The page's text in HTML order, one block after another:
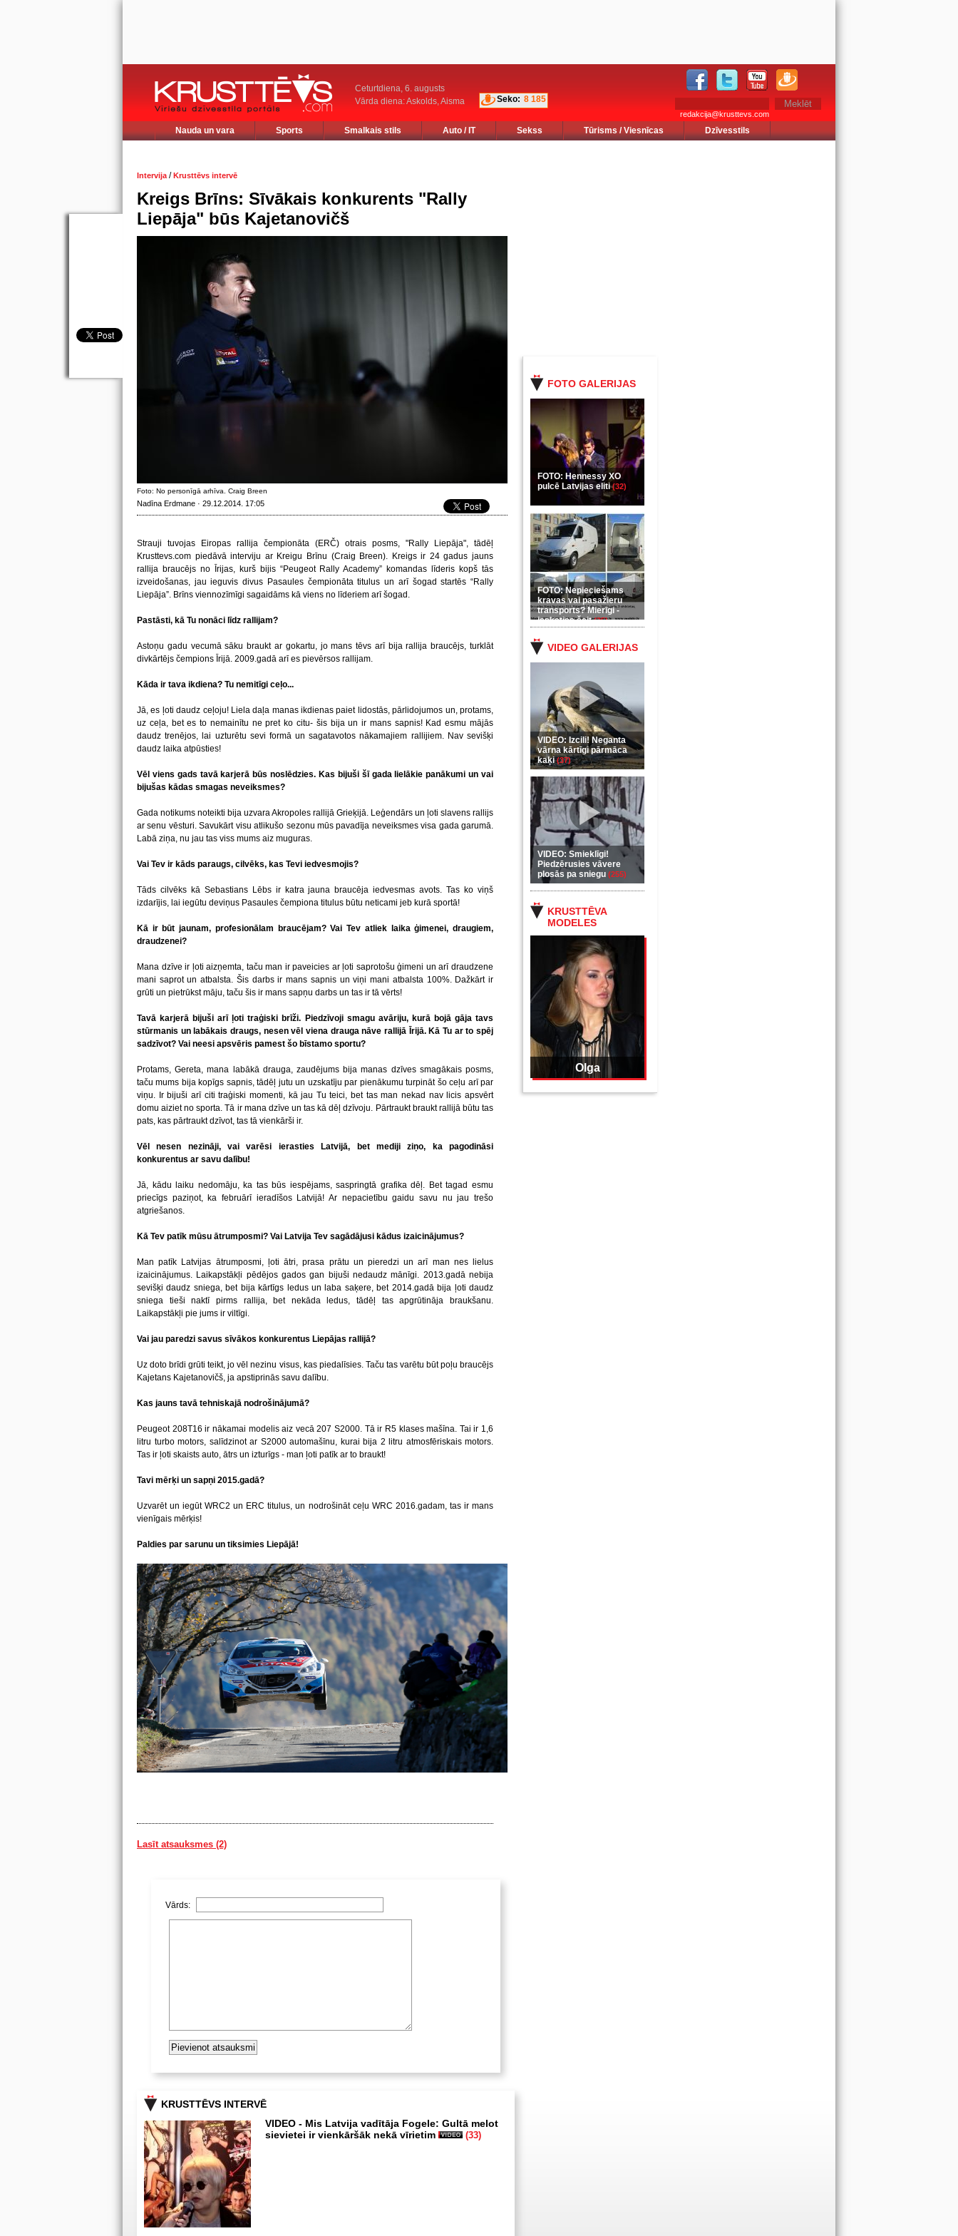
Ceturtdiena, 6. augusts
Vārda diena: Askolds, Aisma
Seko: 8 185
redakcija@krusttevs.com
Nauda un vara Sports Smalkais stils Auto / IT Sekss Tūrisms / Viesnīcas Dzīvesstils
FOTO GALERIJAS
FOTO: Hennessy XO
pulcē Latvijas eliti(32)
FOTO: Nepieciešams
kravas vai pasažieru
transports? Mierīgi -
ieskaties šeit(35)
VIDEO GALERIJAS
VIDEO: Izcili! Neganta
vārna kārtīgi pārmāca
kaķi(37)
VIDEO: Smieklīgi!
Piedzērusies vāvere
plosās pa sniegu (255)
KRUSTTĒVA
MODELES
Olga
Intervija/Krusttēvs intervē
Kreigs Brīns: Sīvākais konkurents "Rally
Liepāja" būs Kajetanovičš
Foto: No personīgā arhīva. Craig Breen
Nadīna Erdmane · 29.12.2014. 17:05
Strauji tuvojas Eiropas rallija čempionāta (ERČ) otrais posms, "Rally Liepāja", tādēļ
Krusttevs.com piedāvā interviju ar Kreigu Brīnu (Craig Breen). Kreigs ir 24 gadus jauns
rallija braucējs no Īrijas, kurš bijis “Peugeot Rally Academy” komandas līderis kopš tās
izveidošanas, jau ieguvis divus Pasaules čempionāta titulus un arī šogad startēs “Rally
Liepāja”. Brīns viennozīmīgi sagaidāms kā viens no līderiem arī šogad.
Pastāsti, kā Tu nonāci līdz rallijam?
Astoņu gadu vecumā sāku braukt ar gokartu, jo mans tēvs arī bija rallija braucējs, turklāt
divkārtējs čempions Īrijā. 2009.gadā arī es pievērsos rallijam.
Kāda ir tava ikdiena? Tu nemitīgi ceļo...
Jā, es ļoti daudz ceļoju! Liela daļa manas ikdienas paiet lidostās, pārlidojumos un, protams,
uz ceļa, bet es to nemainītu ne pret ko citu- šis bija un ir mans sapnis! Kad esmu mājās
daudz trenējos, lai uzturētu sevi formā un sagatavotos nākamajiem rallijiem. Nav sevišķi
daudz laika atpūsties!
Vēl viens gads tavā karjerā būs noslēdzies. Kas bijuši šī gada lielākie panākumi un vai
bijušas kādas smagas neveiksmes?
Gada notikums noteikti bija uzvara Akropoles rallijā Grieķijā. Leģendārs un ļoti slavens rallijs
ar senu vēsturi. Savukārt visu atlikušo sezonu mūs pavadīja neveiksmes visa gada garumā.
Labā ziņa, nu jau tas viss mums aiz muguras.
Vai Tev ir kāds paraugs, cilvēks, kas Tevi iedvesmojis?
Tāds cilvēks kā Sebastians Lēbs ir katra jauna braucēja iedvesmas avots. Tas ko viņš
izdarījis, lai iegūtu deviņus Pasaules čempiona titulus būtu neticami jeb kurā sportā!
Kā ir būt jaunam, profesionālam braucējam? Vai Tev atliek laika ģimenei, draugiem,
draudzenei?
Mana dzīve ir ļoti aizņemta, taču man ir paveicies ar ļoti saprotošu ģimeni un arī draudzene
mani saprot un atbalsta. Šis darbs ir mans sapnis un viņi mani atbalsta 100%. Dažkārt ir
grūti un pietrūkst māju, taču šis ir mans sapņu darbs un tas ir tā vērts!
Tavā karjerā bijuši arī ļoti traģiski brīži. Piedzīvoji smagu avāriju, kurā bojā gāja tavs
stūrmanis un labākais draugs, nesen vēl viena drauga nāve rallijā Īrijā. Kā Tu ar to spēj
sadzīvot? Vai neesi apsvēris pamest šo bīstamo sportu?
Protams, Gereta, mana labākā drauga, zaudējums bija manas dzīves smagākais posms,
taču mums bija kopīgs sapnis, tādēļ jutu un uzskatīju par pienākumu turpināt šo ceļu arī par
viņu. Ir bijuši arī citi traģiski momenti, kā jau Tu teici, bet tas man nekad nav licis apsvērt
domu aiziet no sporta. Tā ir mana dzīve un tas kā dēļ dzīvoju. Pārtraukt braukt rallijā būtu tas
pats, kas pārtraukt dzīvot, tas tā vienkārši ir.
Vēl nesen nezināji, vai varēsi ierasties Latvijā, bet mediji ziņo, ka pagodināsi
konkurentus ar savu dalību!
Jā, kādu laiku nedomāju, ka tas būs iespējams, saspringtā grafika dēļ. Bet tagad esmu
priecīgs paziņot, ka februārī ieradīšos Latvijā! Ar nepacietību gaidu savu nu jau trešo
atgriešanos.
Kā Tev patīk mūsu ātrumposmi? Vai Latvija Tev sagādājusi kādus izaicinājumus?
Man patīk Latvijas ātrumposmi, ļoti ātri, prasa prātu un pieredzi un arī man nes lielus
izaicinājumus. Laikapstākļi pēdējos gados gan bijuši nedaudz mānīgi. 2013.gadā nebija
sevišķi daudz sniega, bet bija kārtīgs ledus un laba saķere, bet 2014.gadā bija ļoti daudz
sniega tieši naktī pirms rallija, bet nekāda ledus, tādēļ tas apgrūtināja braukšanu.
Laikapstākļi pie jums ir viltīgi.
Vai jau paredzi savus sīvākos konkurentus Liepājas rallijā?
Uz doto brīdi grūti teikt, jo vēl nezinu visus, kas piedalīsies. Taču tas varētu būt poļu braucējs
Kajetans Kajetanovičš, ja apstiprinās savu dalību.
Kas jauns tavā tehniskajā nodrošinājumā?
Peugeot 208T16 ir nākamai modelis aiz vecā 207 S2000. Tā ir R5 klases mašīna. Tai ir 1,6
litru turbo motors, salīdzinot ar S2000 automašīnu, kurai bija 2 litru atmosfēriskais motors.
Tas ir ļoti skaists auto, ātrs un izturīgs - man ļoti patīk ar to braukt!
Tavi mērķi un sapņi 2015.gadā?
Uzvarēt un iegūt WRC2 un ERC titulus, un nodrošināt ceļu WRC 2016.gadam, tas ir mans
vienīgais mērķis!
Paldies par sarunu un tiksimies Liepājā!
Lasīt atsauksmes (2)
Vārds:
KRUSTTĒVS INTERVĒ
VIDEO - Mis Latvija vadītāja Fogele: Gultā melot
sievietei ir vienkāršāk nekā vīrietim
(33)